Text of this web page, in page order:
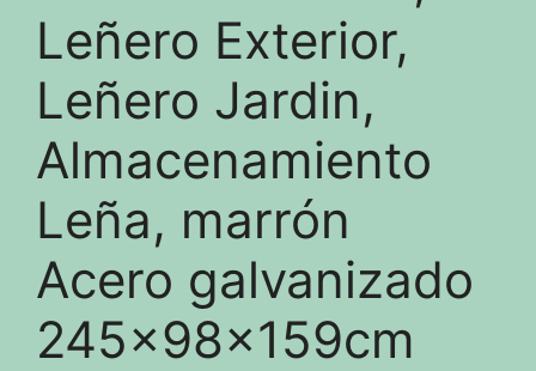
Leñero Exterior,
Leñero Jardin,
Almacenamiento
Leña, marrón
Acero galvanizado
245x98x159cm